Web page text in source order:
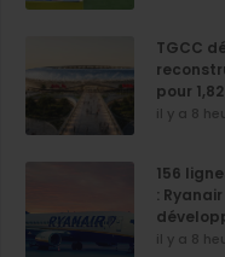
TGCC
pour
il y a 8
156
:
il y a 8